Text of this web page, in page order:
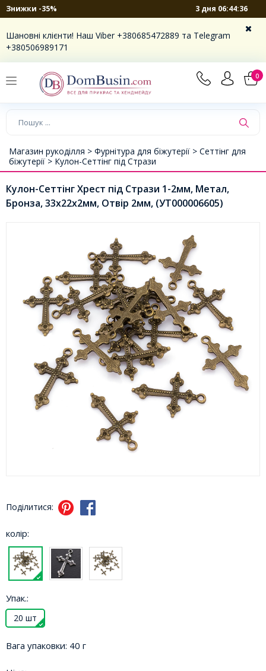
Знижки -35% 3 дня 06:44:36
Шановні клієнти! Наш Viber +380685472889 та Telegram
+380506989171
0
Магазин рукоділля > Фурнітура для біжутерії > Сеттінг для
біжутерії > Кулон-Сеттінг під Стрази
Кулон-Сеттінг Хрест під Стрази 1-2мм, Метал,
Бронза, 33х22х2мм, Отвір 2мм, (УТ000006605)
Поділитися:
колір:
Упак.:
20 шт
Вага упаковки: 40 г